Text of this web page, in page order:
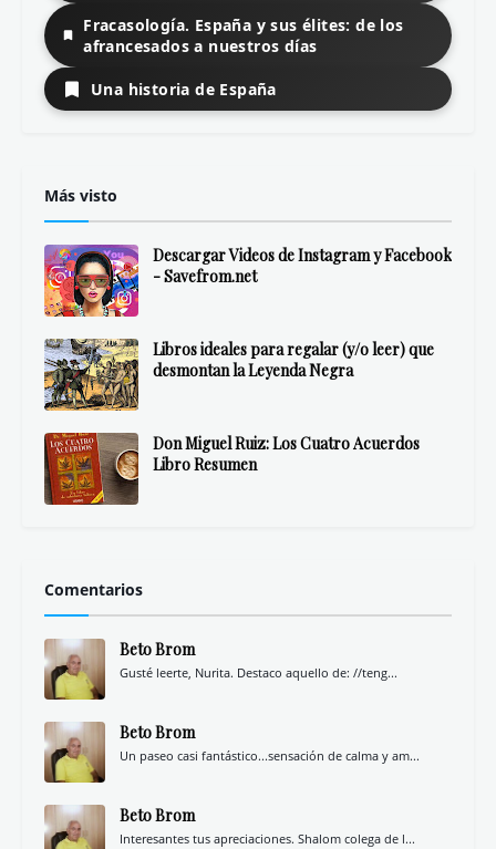
Fracasología. España y sus élites: de los
afrancesados a nuestros días
Una historia de España
Más visto
Descargar Videos de Instagram y Facebook
- Savefrom.net
Libros ideales para regalar (y/o leer) que
desmontan la Leyenda Negra
Don Miguel Ruiz: Los Cuatro Acuerdos
Libro Resumen
Comentarios
Beto Brom
Gusté leerte, Nurita. Destaco aquello de: //teng...
Beto Brom
Un paseo casi fantástico...sensación de calma y am...
Beto Brom
Interesantes tus apreciaciones. Shalom colega de l...